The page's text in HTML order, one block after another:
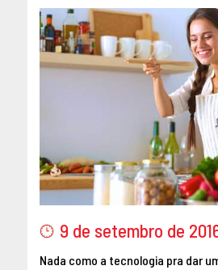
9 de setembro de
Nada como a tecnologia pra dar